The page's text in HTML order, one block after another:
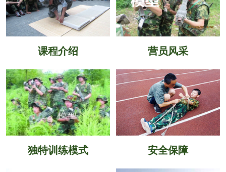
课程介绍 营员风采
独特训练模式 安全保障